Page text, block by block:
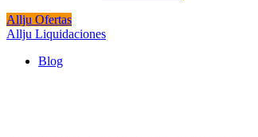
Allju Ofertas
Allju Liquidaciones
Blog